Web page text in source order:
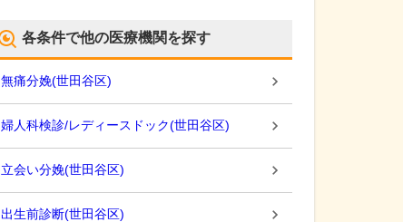
各条件で他の医療機関を探す
無痛分娩(世田谷区)
婦人科検診/レディースドック(世田谷区)
立会い分娩(世田谷区)
出生前診断(世田谷区)